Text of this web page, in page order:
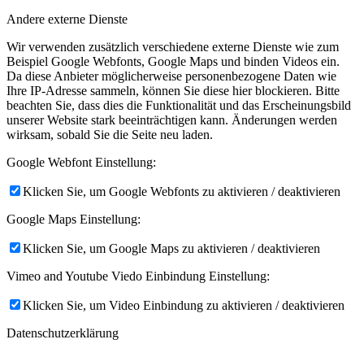
Andere externe Dienste
Wir verwenden zusätzlich verschiedene externe Dienste wie zum
Beispiel Google Webfonts, Google Maps und binden Videos ein.
Da diese Anbieter möglicherweise personenbezogene Daten wie
Ihre IP-Adresse sammeln, können Sie diese hier blockieren. Bitte
beachten Sie, dass dies die Funktionalität und das Erscheinungsbild
unserer Website stark beeinträchtigen kann. Änderungen werden
wirksam, sobald Sie die Seite neu laden.
Google Webfont Einstellung:
Klicken Sie, um Google Webfonts zu aktivieren / deaktivieren
Google Maps Einstellung:
Klicken Sie, um Google Maps zu aktivieren / deaktivieren
Vimeo and Youtube Viedo Einbindung Einstellung:
Klicken Sie, um Video Einbindung zu aktivieren / deaktivieren
Datenschutzerklärung